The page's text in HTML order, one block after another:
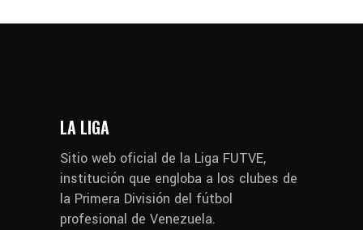
LA LIGA
Sitio web oficial de la Liga FUTVE,
institución que engloba a los clubes de
la Primera División del fútbol
profesional de Venezuela.